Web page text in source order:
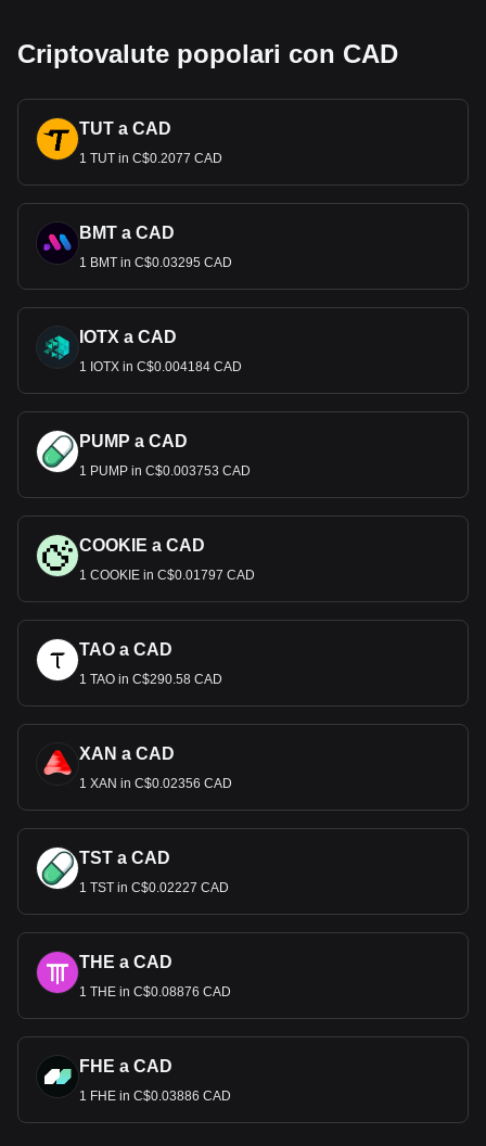
Criptovalute popolari con CAD
TUT a CAD
1 TUT in C$0.2077 CAD
BMT a CAD
1 BMT in C$0.03295 CAD
IOTX a CAD
1 IOTX in C$0.004184 CAD
PUMP a CAD
1 PUMP in C$0.003753 CAD
COOKIE a CAD
1 COOKIE in C$0.01797 CAD
TAO a CAD
1 TAO in C$290.58 CAD
XAN a CAD
1 XAN in C$0.02356 CAD
TST a CAD
1 TST in C$0.02227 CAD
THE a CAD
1 THE in C$0.08876 CAD
FHE a CAD
1 FHE in C$0.03886 CAD